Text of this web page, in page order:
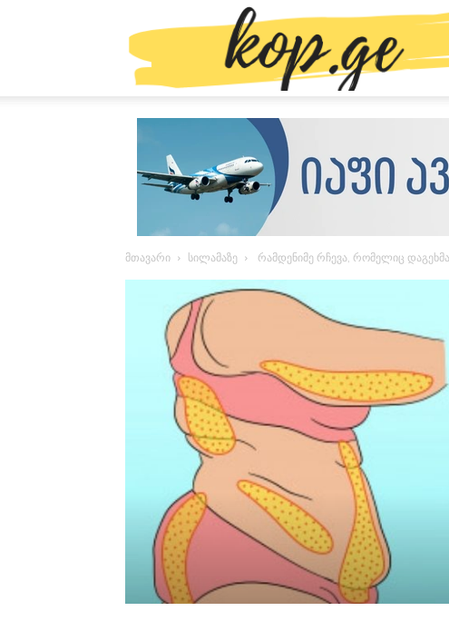
მთავარი სილამაზე რამდენიმე რჩევა, რომელიც